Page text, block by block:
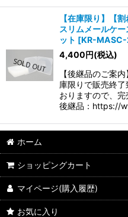
【在庫限り】【
スリムメール
ット [KR-
4,400円(税込)
【後継品のご案
庫限りで販売終
おりますので、完
後継品：https://
ホーム
ショッピングカート
マイページ(購入履歴)
お気に入り